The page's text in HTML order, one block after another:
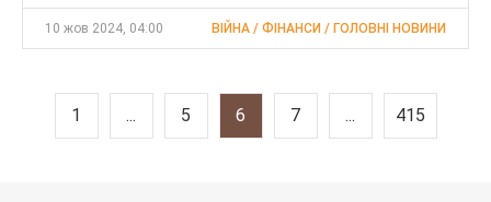
10 жов 2024, 04:00 ВІЙНА / ФІНАНСИ / ГОЛОВНІ НОВИНИ
1 ... 5 6 7 ... 415